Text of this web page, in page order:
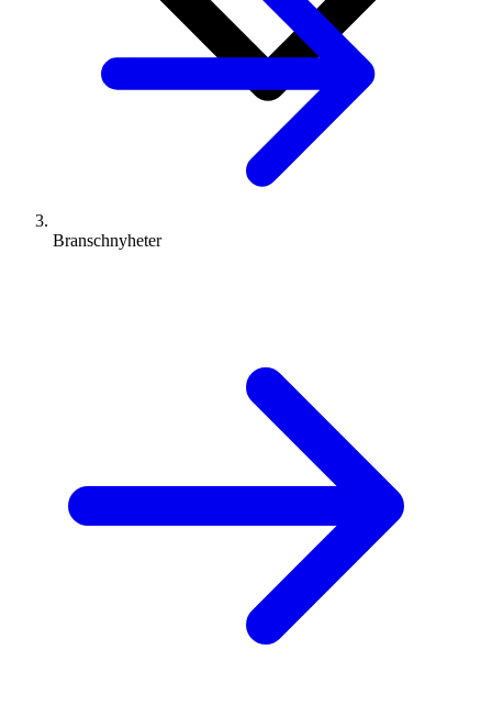
Branschnyheter